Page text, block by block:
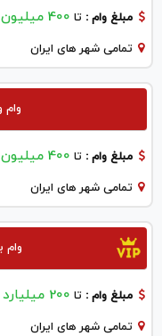
مبلغ وام : تا 400 میلیون
تمامی شهر های ایران
وام
مبلغ وام : تا 400 میلیون
تمامی شهر های ایران
وام
مبلغ وام : تا 200 میلیارد
تمامی شهر های ایران